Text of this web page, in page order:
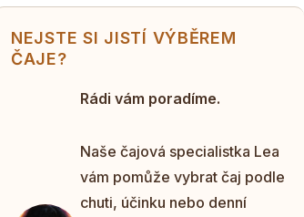
NEJSTE SI JISTÍ VÝBĚREM
ČAJE?
Rádi vám poradíme.
Naše čajová specialistka Lea
vám pomůže vybrat čaj podle
chuti, účinku nebo denní